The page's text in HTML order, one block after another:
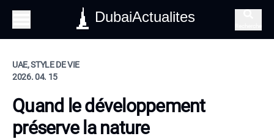
DubaiActualites
UAE, STYLE DE VIE
2026. 04. 15
Quand le développement
préserve la nature